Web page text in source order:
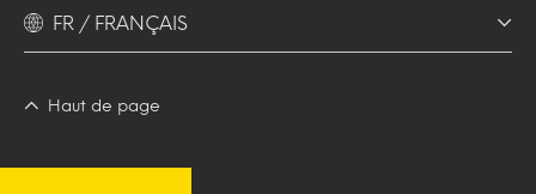
FR / FRANÇAIS
Haut de page